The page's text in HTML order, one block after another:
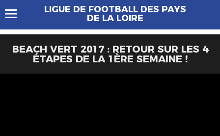
LIGUE DE FOOTBALL DES PAYS
DE LA LOIRE
BEACH VERT 2017 : RETOUR SUR LES 4
ÉTAPES DE LA 1ÈRE SEMAINE !